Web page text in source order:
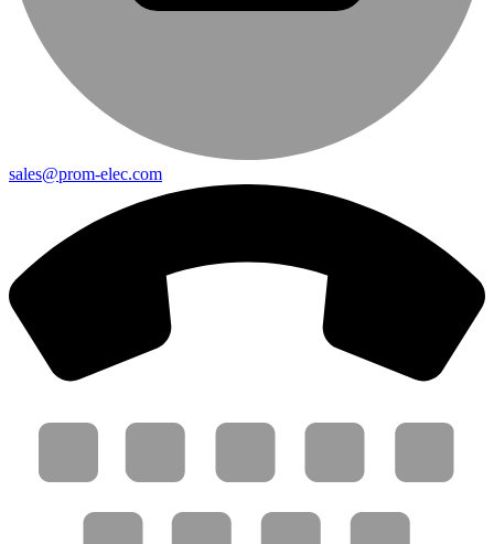
sales@prom-elec.com